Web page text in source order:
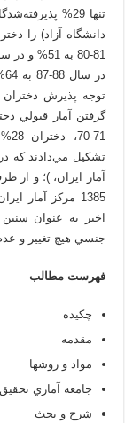
تنها 29%
دانشگاه آزاد) را
توجه پذيرش
گرفتن آمار قبولي
1385 مرکز
اخير به عنوان
جنسي هيچ تغيير و
فهرست مطالب
چکيده
مقدمه
مواد و روشها
جامعه آماري
شرح و بحث